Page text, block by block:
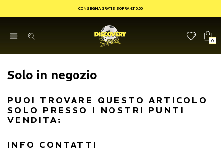
CONSEGNA GRATIS SOPRA €110,00
0
Solo in negozio
PUOI TROVARE QUESTO ARTICOLO
SOLO PRESSO I NOSTRI PUNTI
VENDITA:
INFO CONTATTI